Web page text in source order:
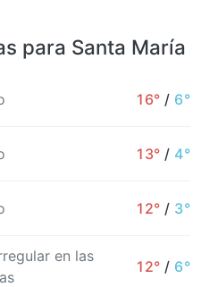
para Santa María
16° / 6°
13° / 4°
12° / 3°
en las
12° / 6°